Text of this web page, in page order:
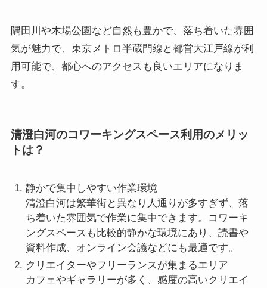
隅田川や木場公園など自然も豊かで、落ち着いた雰囲
気が魅力で、東京メトロ半蔵門線と都営大江戸線が利
用可能で、都心へのアクセスも良いエリアになりま
す。
清澄白河のコワーキングスペース利用のメリッ
トは？
静かで集中しやすい作業環境
清澄白河は繁華街と異なり人通りが多すぎず、落
ち着いた雰囲気で作業に集中できます。コワーキ
ングスペースも比較的静かな環境にあり、読書や
資料作成、オンライン会議などにも最適です。
クリエイターやフリーランスが集まるエリア
カフェやギャラリーが多く、感度の高いクリエイ